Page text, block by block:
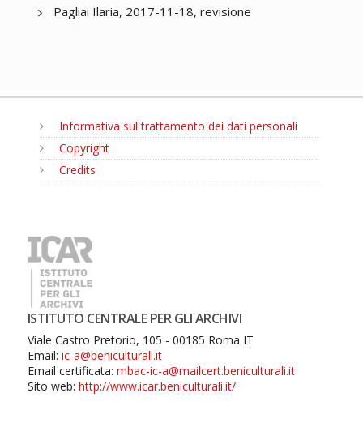
Pagliai Ilaria, 2017-11-18, revisione
Informativa sul trattamento dei dati personali
Copyright
Credits
ISTITUTO CENTRALE PER GLI ARCHIVI
Viale Castro Pretorio, 105 - 00185 Roma IT
Email: ic-a@beniculturali.it
Email certificata: mbac-ic-a@mailcert.beniculturali.it
Sito web: http://www.icar.beniculturali.it/